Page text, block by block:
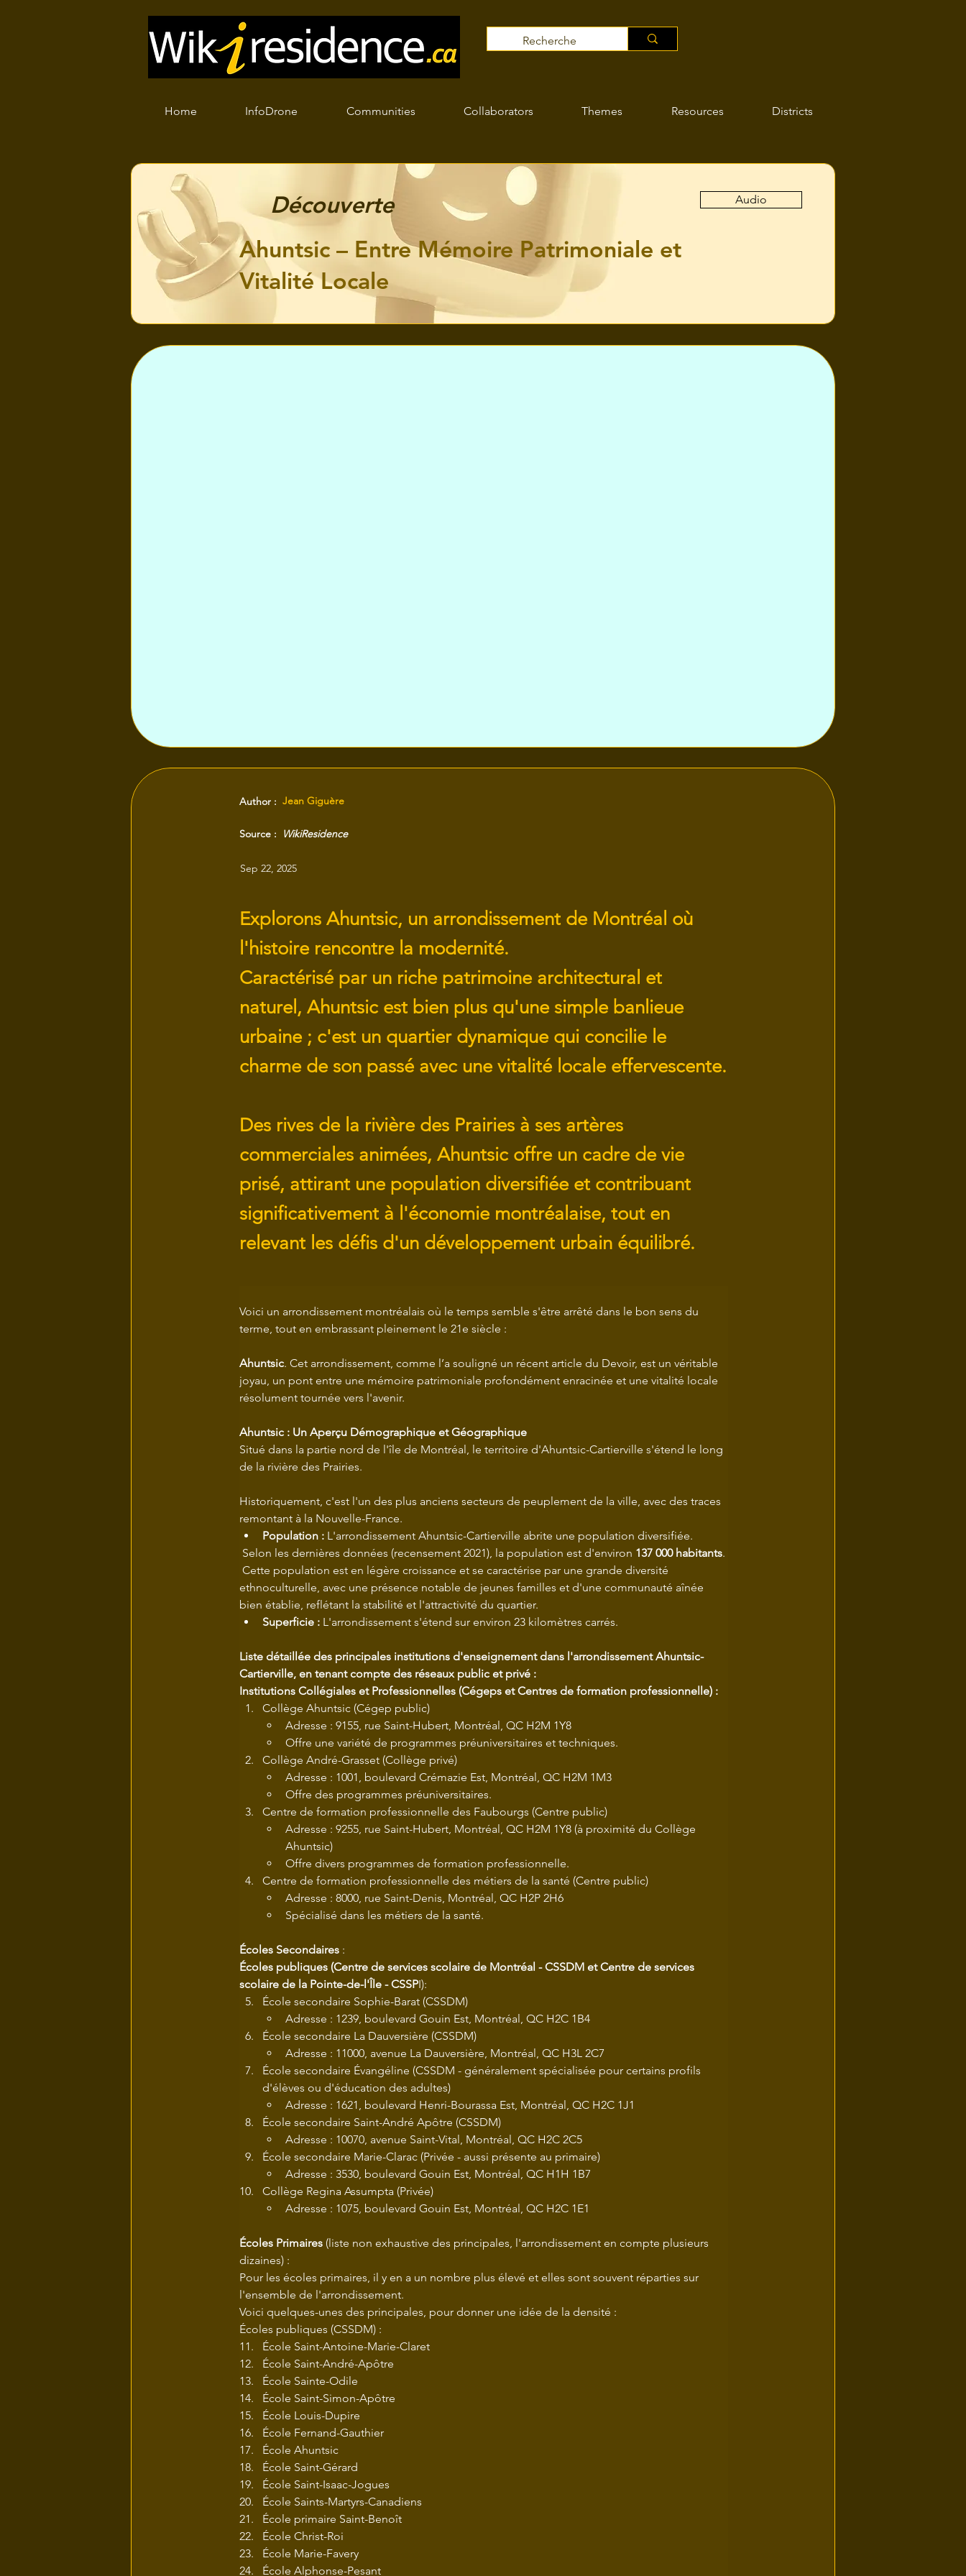
Home InfoDrone Communities Collaborators Themes Resources Districts
Découverte Audio
Ahuntsic – Entre Mémoire Patrimoniale et
Vitalité Locale
Jean Giguère
Author :
WikiResidence
Source :
Sep 22, 2025
Explorons Ahuntsic, un arrondissement de Montréal où
l'histoire rencontre la modernité.
Caractérisé par un riche patrimoine architectural et
naturel, Ahuntsic est bien plus qu'une simple banlieue
urbaine ; c'est un quartier dynamique qui concilie le
charme de son passé avec une vitalité locale effervescente.
Des rives de la rivière des Prairies à ses artères
commerciales animées, Ahuntsic offre un cadre de vie
prisé, attirant une population diversifiée et contribuant
significativement à l'économie montréalaise, tout en
relevant les défis d'un développement urbain équilibré.
Voici un arrondissement montréalais où le temps semble s'être arrêté dans le bon sens du
terme, tout en embrassant pleinement le 21e siècle :
Ahuntsic. Cet arrondissement, comme l’a souligné un récent article du Devoir, est un véritable
joyau, un pont entre une mémoire patrimoniale profondément enracinée et une vitalité locale
résolument tournée vers l'avenir.
Ahuntsic : Un Aperçu Démographique et Géographique
Situé dans la partie nord de l'île de Montréal, le territoire d'Ahuntsic-Cartierville s'étend le long
de la rivière des Prairies.
Historiquement, c'est l'un des plus anciens secteurs de peuplement de la ville, avec des traces
remontant à la Nouvelle-France.
Population : L'arrondissement Ahuntsic-Cartierville abrite une population diversifiée.
Selon les dernières données (recensement 2021), la population est d'environ 137 000 habitants.
Cette population est en légère croissance et se caractérise par une grande diversité
ethnoculturelle, avec une présence notable de jeunes familles et d'une communauté aînée
bien établie, reflétant la stabilité et l'attractivité du quartier.
Superficie : L'arrondissement s'étend sur environ 23 kilomètres carrés.
Liste détaillée des principales institutions d'enseignement dans l'arrondissement Ahuntsic-
Cartierville, en tenant compte des réseaux public et privé :
Institutions Collégiales et Professionnelles (Cégeps et Centres de formation professionnelle) :
Collège Ahuntsic (Cégep public)
Adresse : 9155, rue Saint-Hubert, Montréal, QC H2M 1Y8
Offre une variété de programmes préuniversitaires et techniques.
Collège André-Grasset (Collège privé)
Adresse : 1001, boulevard Crémazie Est, Montréal, QC H2M 1M3
Offre des programmes préuniversitaires.
Centre de formation professionnelle des Faubourgs (Centre public)
Adresse : 9255, rue Saint-Hubert, Montréal, QC H2M 1Y8 (à proximité du Collège
Ahuntsic)
Offre divers programmes de formation professionnelle.
Centre de formation professionnelle des métiers de la santé (Centre public)
Adresse : 8000, rue Saint-Denis, Montréal, QC H2P 2H6
Spécialisé dans les métiers de la santé.
Écoles Secondaires :
Écoles publiques (Centre de services scolaire de Montréal - CSSDM et Centre de services
scolaire de la Pointe-de-l'Île - CSSPI):
École secondaire Sophie-Barat (CSSDM)
Adresse : 1239, boulevard Gouin Est, Montréal, QC H2C 1B4
École secondaire La Dauversière (CSSDM)
Adresse : 11000, avenue La Dauversière, Montréal, QC H3L 2C7
École secondaire Évangéline (CSSDM - généralement spécialisée pour certains profils
d'élèves ou d'éducation des adultes)
Adresse : 1621, boulevard Henri-Bourassa Est, Montréal, QC H2C 1J1
École secondaire Saint-André Apôtre (CSSDM)
Adresse : 10070, avenue Saint-Vital, Montréal, QC H2C 2C5
École secondaire Marie-Clarac (Privée - aussi présente au primaire)
Adresse : 3530, boulevard Gouin Est, Montréal, QC H1H 1B7
Collège Regina Assumpta (Privée)
Adresse : 1075, boulevard Gouin Est, Montréal, QC H2C 1E1
Écoles Primaires (liste non exhaustive des principales, l'arrondissement en compte plusieurs
dizaines) :
Pour les écoles primaires, il y en a un nombre plus élevé et elles sont souvent réparties sur
l'ensemble de l'arrondissement.
Voici quelques-unes des principales, pour donner une idée de la densité :
Écoles publiques (CSSDM) :
École Saint-Antoine-Marie-Claret
École Saint-André-Apôtre
École Sainte-Odile
École Saint-Simon-Apôtre
École Louis-Dupire
École Fernand-Gauthier
École Ahuntsic
École Saint-Gérard
École Saint-Isaac-Jogues
École Saints-Martyrs-Canadiens
École primaire Saint-Benoît
École Christ-Roi
École Marie-Favery
École Alphonse-Pesant